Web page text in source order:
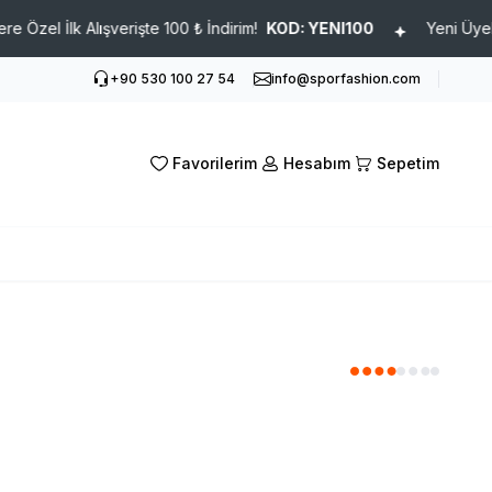
İlk Alışverişte 100 ₺ İndirim!KOD: YENI100 Yeni Üyelere
+90 530 100 27 54 info@sporfashion.com
Favorilerim Hesabım Sepetim